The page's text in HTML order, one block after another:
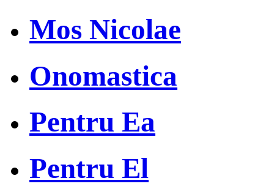
Mos Nicolae
Onomastica
Pentru Ea
Pentru El